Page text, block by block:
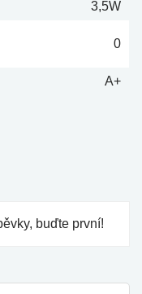
3,5W
0
A+
buďte první!